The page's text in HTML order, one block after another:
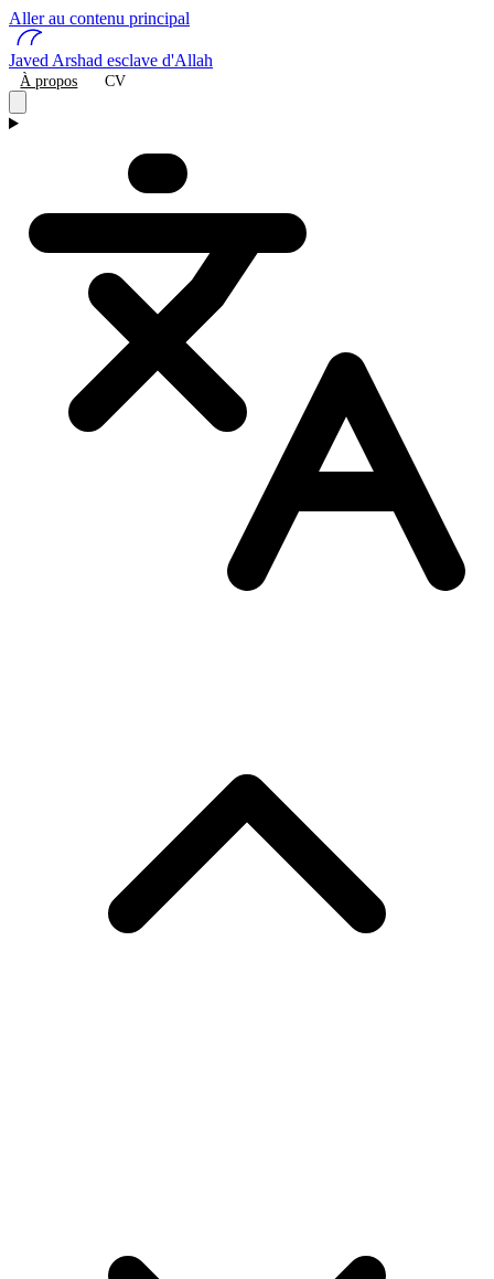
Aller au contenu principal
Javed Arshad esclave d'Allah
À propos CV